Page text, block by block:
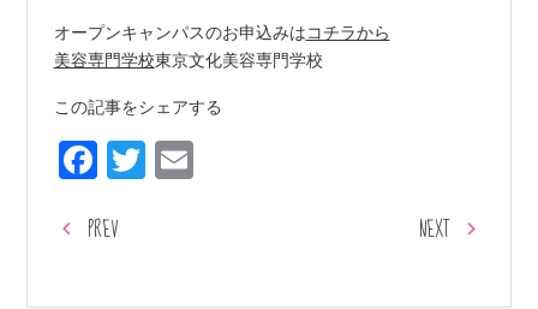
オープンキャンパスのお申込みはコチラから
美容専門学校東京文化美容専門学校
この記事をシェアする
Facebook
Twitter
Email
PREV NEXT